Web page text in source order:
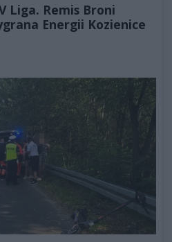
Liga. Remis Broni
Energii Kozienice